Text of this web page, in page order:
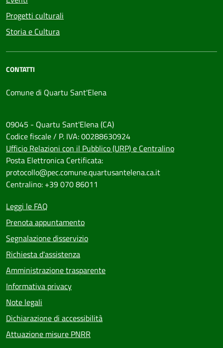
Progetti culturali
Storia e Cultura
CONTATTI
Comune di Quartu Sant'Elena
09045 - Quartu Sant'Elena (CA)
Codice fiscale / P. IVA: 00288630924
Ufficio Relazioni con il Pubblico (URP) e Centralino
Posta Elettronica Certificata:
protocollo@pec.comune.quartusantelena.ca.it
Centralino: +39 070 86011
Leggi le FAQ
Prenota appuntamento
Segnalazione disservizio
Richiesta d'assistenza
Amministrazione trasparente
Informativa privacy
Note legali
Dichiarazione di accessibilità
Attuazione misure PNRR